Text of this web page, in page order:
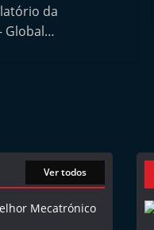
da
Global…
Ver todos